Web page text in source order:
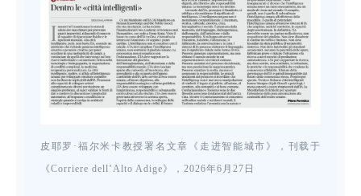
皮耶罗·福尔米卡教授署名文章《走进智能城市》，刊载于
《Corriere dell’Alto Adige》，2026年6月27日